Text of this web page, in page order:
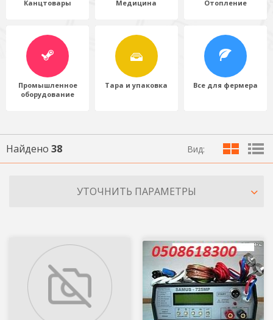
Канцтовары Медицина Отопление
Промышленное
оборудование
Тара и упаковка Все для фермера
Найдено 38 Вид:
УТОЧНИТЬ ПАРАМЕТРЫ